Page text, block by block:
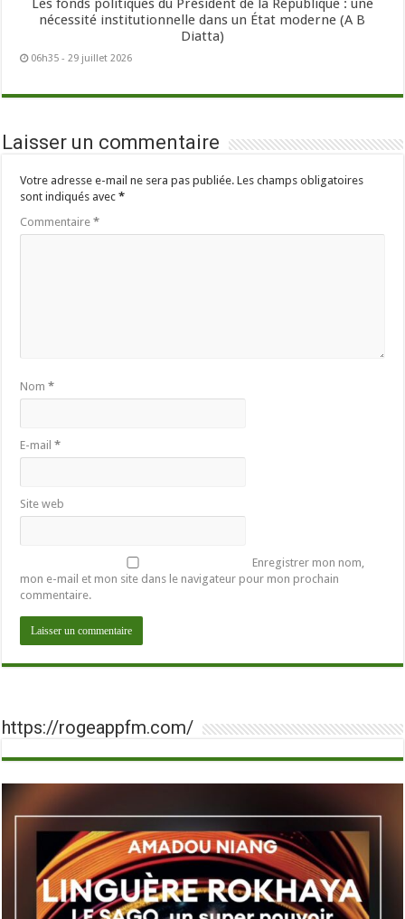
Les fonds politiques du Président de la République : une
nécessité institutionnelle dans un État moderne (A B
Diatta)
06h35 - 29 juillet 2026
Laisser un commentaire
Votre adresse e-mail ne sera pas publiée. Les champs obligatoires
sont indiqués avec*
Commentaire*
Nom*
E-mail*
Site web
Enregistrer mon nom,
mon e-mail et mon site dans le navigateur pour mon prochain
commentaire.
https://rogeappfm.com/